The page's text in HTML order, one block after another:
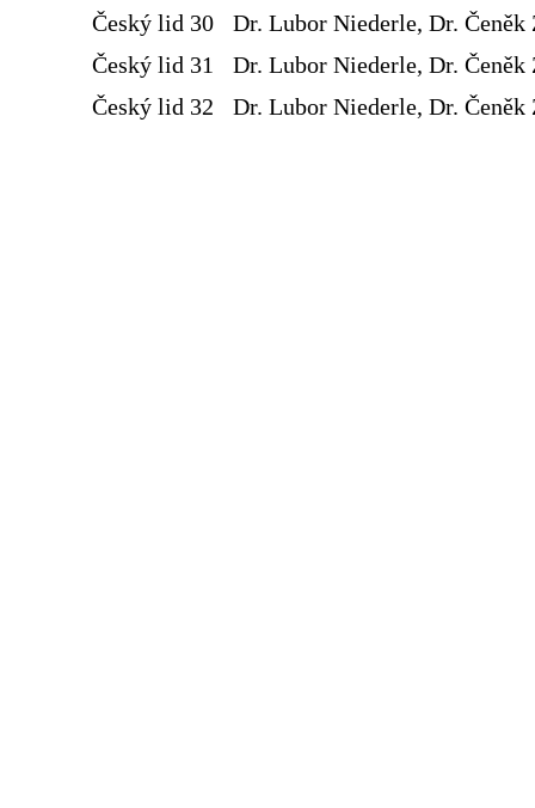
Český lid 30
Dr. Lubor Niederle, Dr. Čeněk
Český lid 31
Dr. Lubor Niederle, Dr. Čeněk
Český lid 32
Dr. Lubor Niederle, Dr. Čeněk